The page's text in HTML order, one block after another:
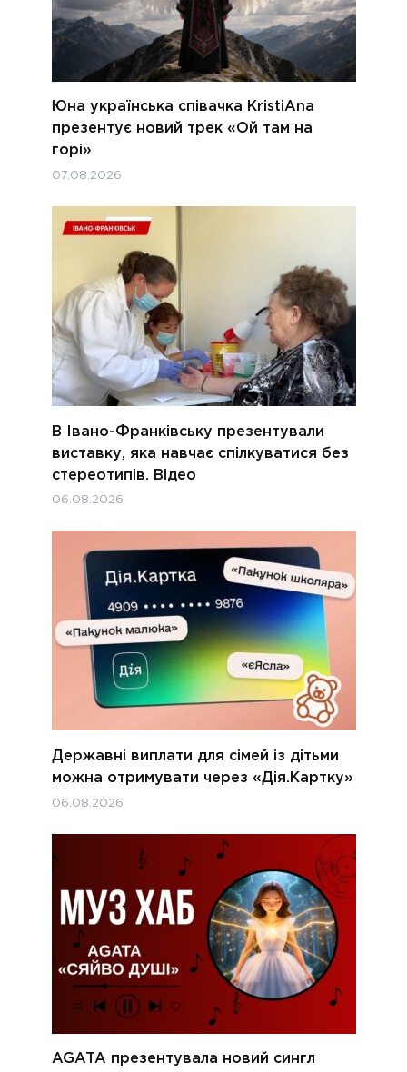
Юна українська співачка KristiAna
презентує новий трек «Ой там на
горі»
07.08.2026
В Івано-Франківську презентували
виставку, яка навчає спілкуватися без
стереотипів. Відео
06.08.2026
Державні виплати для сімей із дітьми
можна отримувати через «Дія.Картку»
06.08.2026
AGATA презентувала новий сингл